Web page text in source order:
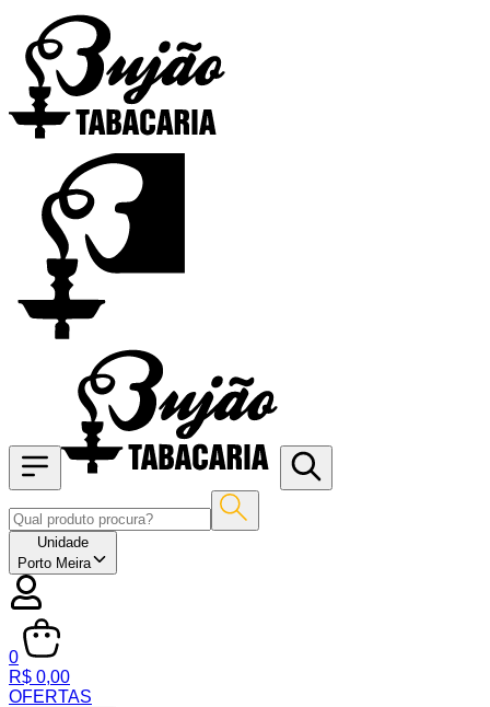
Unidade
Porto Meira
0
R$ 0,00
OFERTAS